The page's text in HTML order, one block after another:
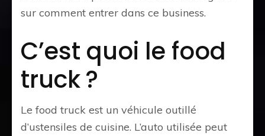
sur comment entrer dans ce business.
C’est quoi le food
truck ?
Le food truck est un véhicule outillé
d’ustensiles de cuisine. L’auto utilisée peut